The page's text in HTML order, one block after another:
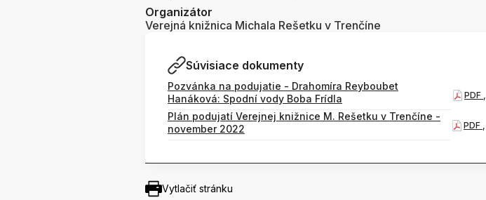
Organizátor
Verejná knižnica Michala Rešetku v Trenčíne
Súvisiace dokumenty
Pozvánka na podujatie - Drahomíra Reyboubet
Hanáková: Spodní vody Boba Frídla
PDF
Plán podujatí Verejnej knižnice M. Rešetku v Trenčíne -
november 2022
PDF
Vytlačiť stránku